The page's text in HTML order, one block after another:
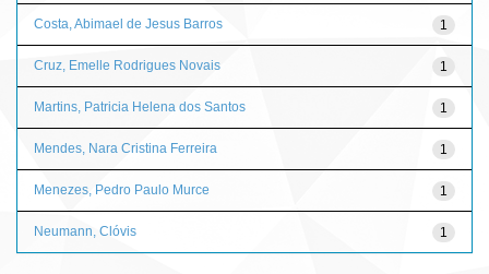
1
Costa, Abimael de Jesus Barros
1
Cruz, Emelle Rodrigues Novais
1
Martins, Patricia Helena dos Santos
1
Mendes, Nara Cristina Ferreira
1
Menezes, Pedro Paulo Murce
1
Neumann, Clóvis